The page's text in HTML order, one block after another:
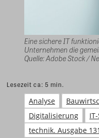
Eine sichere IT
Unternehmen die
Quelle: Adobe Stock /
Lesezeit ca: 5 min.
Analyse
Digitalisierung
technik. Ausgabe 131